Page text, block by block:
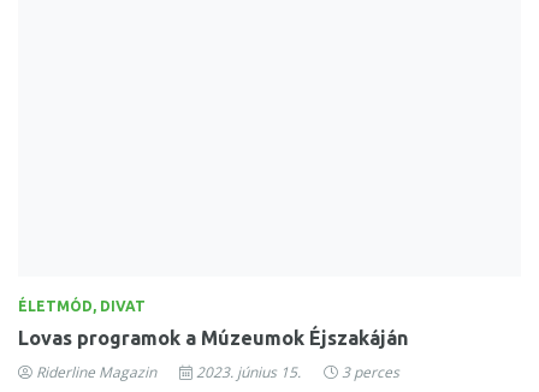
ÉLETMÓD, DIVAT
Lovas programok a Múzeumok Éjszakáján
Riderline Magazin 2023. június 15. 3 perces